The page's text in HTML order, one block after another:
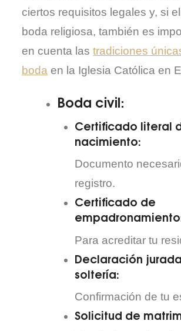
ciertos requisitos legales y, si
boda religiosa, también es
en cuenta lastradiciones
boda en la Iglesia Católica en
Boda civil:
Certificado literal
nacimiento:
Documento
registro.
Certificado de
Para acreditar tu
Declaración
soltería:
Confirmación de tu
Solicitud de